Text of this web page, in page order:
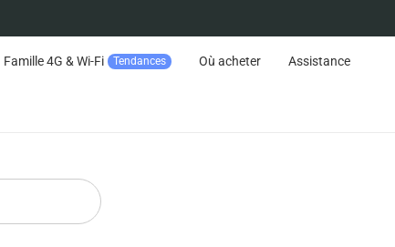
Famille 4G & Wi-Fi Tendances Où acheter Assistance